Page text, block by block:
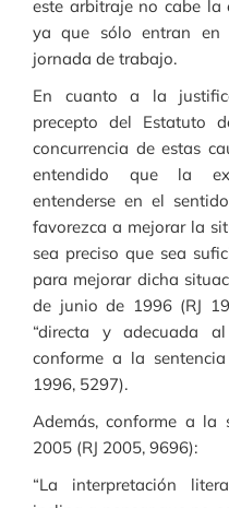
este arbitraje no cabe la
ya que sólo entran en
jornada de trabajo.
En cuanto a la
precepto del Estatuto
concurrencia de estas
entendido que la
entenderse en el
favorezca a mejorar la
sea preciso que sea
para mejorar dicha
de junio de 1996 (RJ
“directa y adecuada
conforme a la
1996, 5297).
Además, conforme a la
2005 (RJ 2005, 9696):
“La interpretación